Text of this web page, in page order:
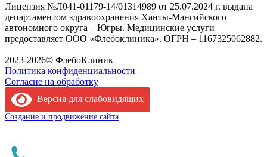
Лицензия №Л041-01179-14/01314989 от 25.07.2024 г. выдана
департаментом здравоохранения Ханты-Мансийского
автономного округа – Югры. Медицинские услуги
предоставляет ООО «Флебоклиника». ОГРН – 1167325062882.
2023-2026© ФлебоКлиник
Политика конфиденциальности
Согласие на обработку
Версия для слабовидящих
Создание и продвижение сайта